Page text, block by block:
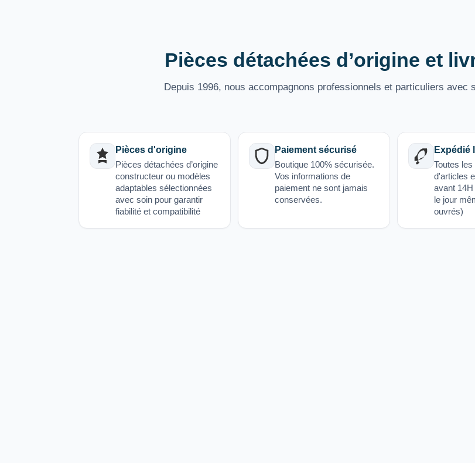
Pièces détachées d’origine et
Depuis 1996, nous accompagnons professionnels et particuliers avec
Pièces d'origine
Pièces détachées d’origine
constructeur ou modèles
adaptables sélectionnées
avec soin pour garantir
fiabilité et compatibilité
Paiement sécurisé
Boutique 100% sécurisée.
Vos informations de
paiement ne sont jamais
conservées.
Expédié
Toutes
d'articles
avant
le jour
ouvrés)